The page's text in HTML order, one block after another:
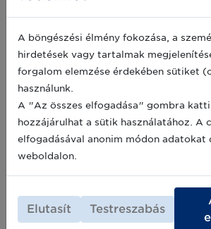
az EU-ban - mit tehetnek a
vállalkozások?
2024 júliusától hatályos az EU
intelligencia rendelete (EU AI Act
2024/1689/EU), amely az első
mesterséges intelligencia
világon. A rendelet célja, hogy
megbízható és emberközpontú
szabályozza az AI rendszerek
alkalmazását az Európai Unió
szabályozás az ellátási lánc
2025-06-12
Archív hírek >>
A böngészési élmény fokozása, a
hirdetések vagy tartalmak
forgalom elemzése érdekében sütiket
használunk.
A "Az összes elfogadása" gombra
hozzájárulhat a sütik használatához. A
elfogadásával anonim módon adatokat
weboldalon.
Elutasít Testreszabás